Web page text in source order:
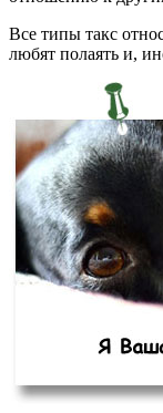
Все типы такс
любят полаять и,